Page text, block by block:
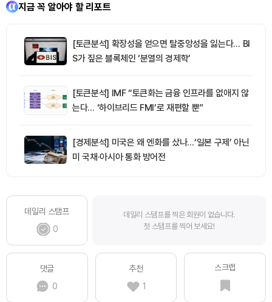
지금 꼭 알아야 할 리포트
[토큰분석] 확장성을 얻으면 탈중앙성을 잃는다… BI
S가 짚은 블록체인 ‘분열의 경제학’
[토큰분석] IMF “토큰화는 금융 인프라를 없애지 않
는다… ‘하이브리드 FMI’로 재편할 뿐”
[경제분석] 미국은 왜 엔화를 샀나…‘일본 구제’ 아닌
미 국채·아시아 통화 방어전
데일리 스탬프
0
데일리 스탬프를 찍은 회원이 없습니다.
첫 스탬프를 찍어 보세요!
댓글
0
추천
1
스크랩